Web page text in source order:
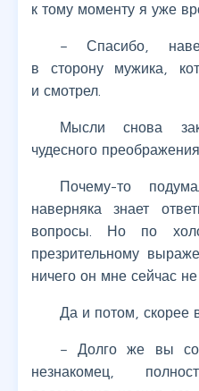
к тому моменту я уже
– Спасибо,
в сторону мужика,
и смотрел.
Мысли снова
чудесного преображения.
Почему-то
наверняка знает
вопросы. Но по
презрительному
ничего он мне сейчас не
Да и потом, скорее
– Долго же вы
незнакомец,